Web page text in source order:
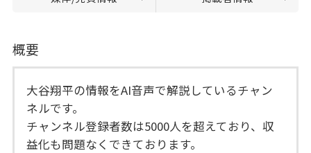
概要
大谷翔平の情報をAI音声で解説しているチャン
ネルです。
チャンネル登録者数は5000人を超えており、収
益化も問題なくできております。